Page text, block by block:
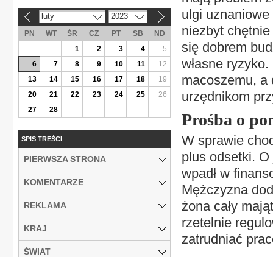
ulgi
niezbyt
się dobrem
własne
macoszemu, a
urzędnikom
Prośba o
W sprawie
plus odsetki.
wpadł w
Mężczyzna
żona cały
rzetelnie
zatrudniać
luty 2023
PN WT ŚR CZ PT SB
ND
1
2 3 4
5
6
7 8 9 10 11
12
13
14 15 16 17 18
19
20
21 22 23 24 25
26
27
28
SPIS TREŚCI
PIERWSZA STRONA
KOMENTARZE
REKLAMA
KRAJ
ŚWIAT